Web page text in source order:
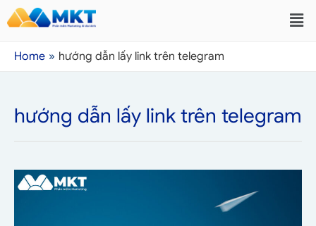
Home hướng dẫn lấy link trên telegram
hướng dẫn lấy link trên telegram